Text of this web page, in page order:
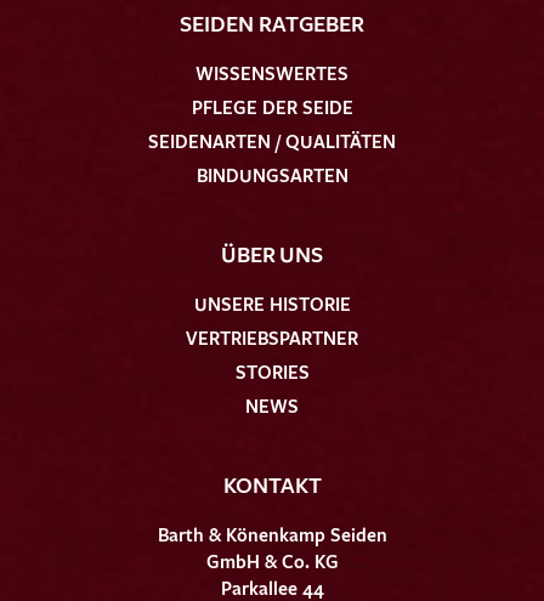
SEIDEN RATGEBER
WISSENSWERTES
PFLEGE DER SEIDE
SEIDENARTEN / QUALITÄTEN
BINDUNGSARTEN
ÜBER UNS
UNSERE HISTORIE
VERTRIEBSPARTNER
STORIES
NEWS
KONTAKT
Barth & Könenkamp Seiden
GmbH & Co. KG
Parkallee 44